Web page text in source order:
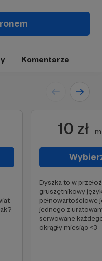
Komentarze
10 zł
Dyszka to w
gruszętnikowy
pełnowartościowe
jednego z
serwowane
okrągły miesiąc <3